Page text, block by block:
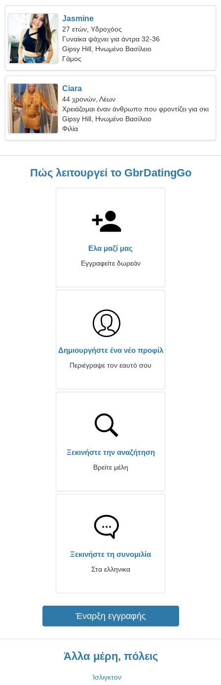
Jasmine
27 ετών, Υδροχόος
Γυναίκα ψάχνει για άντρα 32-36
Gipsy Hill, Ηνωμένο Βασίλειο
Γάμος
Ciara
44 χρονών, Λέων
Χρειάζομαι έναν άνθρωπο που φροντίζει για σκι
Gipsy Hill, Ηνωμένο Βασίλειο
Φιλία
Πώς λειτουργεί το GbrDatingGo
Ελα μαζί μας
Εγγραφείτε δωρεάν
Δημιουργήστε ένα νέο προφίλ
Περιέγραψε τον εαυτό σου
Ξεκινήστε την αναζήτηση
Βρείτε μέλη
Ξεκινήστε τη συνομιλία
Στα ελληνικα
Έναρξη εγγραφής
Άλλα μέρη, πόλεις
Ίσλιγκτον